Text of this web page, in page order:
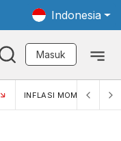
Indonesia
Masuk
INFLASI MOM (MAR)